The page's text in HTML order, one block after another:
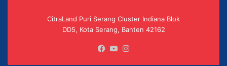
CitraLand Puri Serang Cluster Indiana Blok
DD5, Kota Serang, Banten 42162
Facebook
YouTube